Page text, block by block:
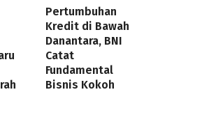
Pertumbuhan
Kredit di Bawah
Danantara, BNI
Catat
Fundamental
Bisnis Kokoh